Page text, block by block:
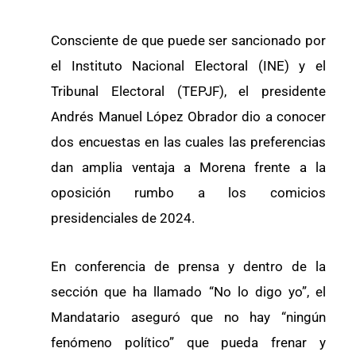
Consciente de que puede ser sancionado por
el Instituto Nacional Electoral (INE) y el
Tribunal Electoral (TEPJF), el presidente
Andrés Manuel López Obrador dio a conocer
dos encuestas en las cuales las preferencias
dan amplia ventaja a Morena frente a la
oposición rumbo a los comicios
presidenciales de 2024.
En conferencia de prensa y dentro de la
sección que ha llamado “No lo digo yo”, el
Mandatario aseguró que no hay “ningún
fenómeno político” que pueda frenar y